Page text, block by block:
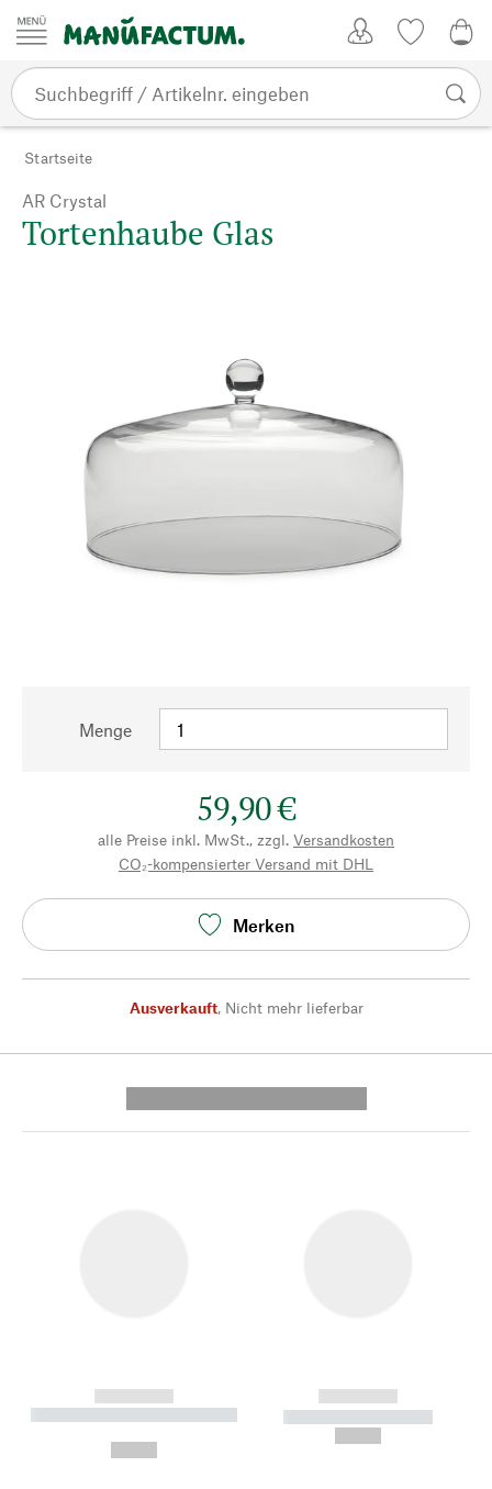
Zum Inhalt springen
Startseite
AR Crystal
Tortenhaube Glas
Menge
59,90 €
alle Preise inkl. MwSt., zzgl. Versandkosten
CO₂-kompensierter Versand mit DHL
Merken
Ausverkauft, Nicht mehr lieferbar
------------
----------- ----------- --------
------------
----------- -----------